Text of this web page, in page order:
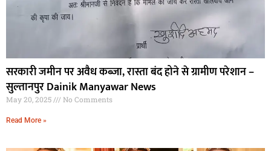
सरकारी जमीन पर अवैध कब्जा, रास्ता बंद होने से ग्रामीण परेशान –
सुल्तानपुर Dainik Manyawar News
May 20, 2025 No Comments
Read More »